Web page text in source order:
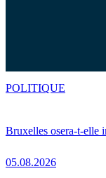
Bruxelles osera-t-elle
05.08.2026
POLITIQUE